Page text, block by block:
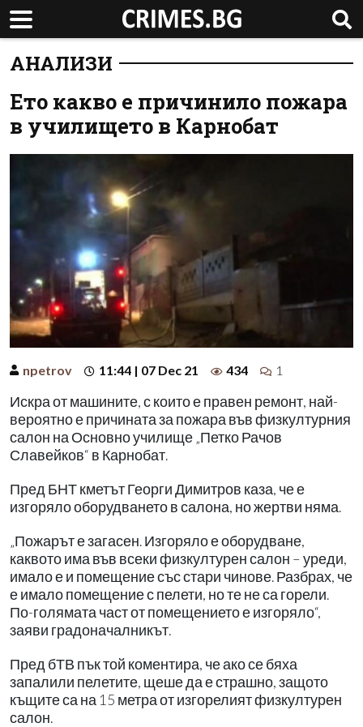
АНАЛИЗИ
Ето какво е причинило пожара
в училището в Карнобат
npetrov 11:44 | 07 Dec 21 434 1
Искра от машините, с които е правен ремонт, най-
вероятно е причината за пожара във физкултурния
салон на Основно училище „Петко Рачов
Славейков“ в Карнобат.
Пред БНТ кметът Георги Димитров каза, че е
изгоряло оборудването в салона, но жертви няма.
„Пожарът е загасен. Изгоряло е оборудване,
каквото има във всеки физкултурен салон – уреди,
имало е и помещение със стари чинове. Разбрах, че
е имало помещение с пелети, но те не са горели.
По-голямата част от помещението е изгоряло“,
заяви градоначалникът.
Пред бТВ пък той коментира, че ако се бяха
запалили пелетите, щеше да е страшно, защото
къщите са на 15 метра от изгорелият физкултурен
салон.